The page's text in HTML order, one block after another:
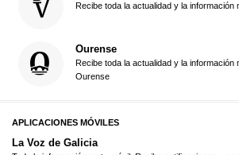
Recibe toda la actualidad y la información
Ourense
Recibe toda la actualidad y la información
Ourense
APLICACIONES MÓVILES
La Voz de Galicia